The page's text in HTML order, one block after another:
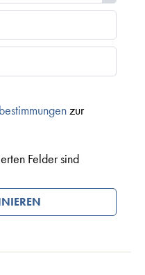
zur
Felder sind